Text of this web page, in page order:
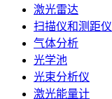
激光雷达
扫描仪和测距仪
气体分析
光学池
光束分析仪
激光能量计